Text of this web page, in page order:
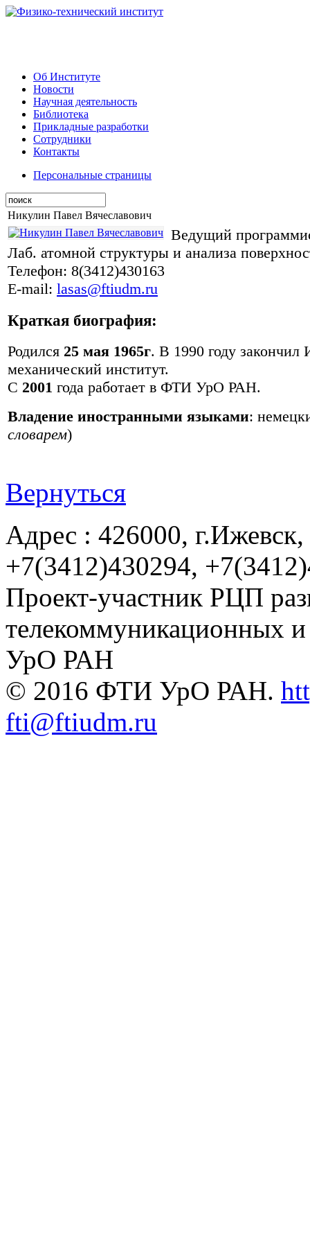
Об Институте
Новости
Научная деятельность
Библиотека
Прикладные разработки
Сотрудники
Контакты
Персональные страницы
Никулин Павел Вячеславович
Ведущий
Лаб. атомной структуры и анализа
Телефон: 8(3412)430163
E-mail: lasas@ftiudm.ru
Краткая биография:
Родился 25 мая 1965г. В 1990 году закончил
механический институт.
С 2001 года работает в ФТИ УрО РАН.
Владение иностранными языками:
словарем)
Вернуться
Адрес : 426000,
+7(3412)430294,
Проект-участник РЦП
телекоммуникационных
УрО РАН
© 2016 ФТИ УрО РАН.
fti@ftiudm.ru